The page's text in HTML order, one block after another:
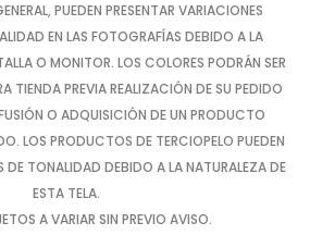
PUEDEN PRESENTAR VARIACIONES
EN LAS FOTOGRAFÍAS DEBIDO A LA
O MONITOR. LOS COLORES PODRÁN SER
TIENDA PREVIA REALIZACIÓN DE SU PEDIDO
O ADQUISICIÓN DE UN PRODUCTO
LOS PRODUCTOS DE TERCIOPELO PUEDEN
DE TONALIDAD DEBIDO A LA NATURALEZA DE
ESTA TELA.
A VARIAR SIN PREVIO AVISO.